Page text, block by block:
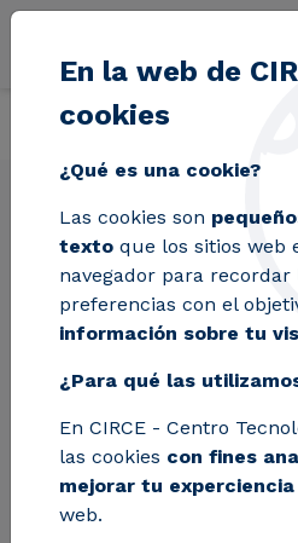
Pasar al contenido principal
Proyectos
EMBRACED
En la web de
cookies
¿Qué es una cookie?
Las cookies son
texto que los sitios web
navegador para recordar
preferencias con el
información sobre tu
¿Para qué las
En CIRCE - Centro
las cookies con fines
mejorar tu experciencia
web.